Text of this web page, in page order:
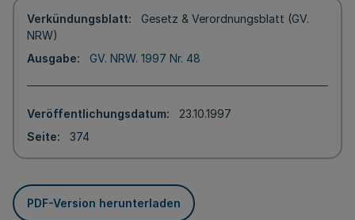
Verkündungsblatt
Gesetz & Verordnungsblatt (GV.
NRW)
Ausgabe
GV. NRW. 1997 Nr. 48
Veröffentlichungsdatum
23.10.1997
Seite
374
PDF-Version herunterladen